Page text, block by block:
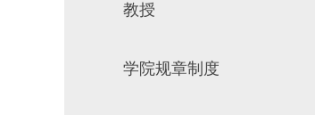
教授
学院规章制度